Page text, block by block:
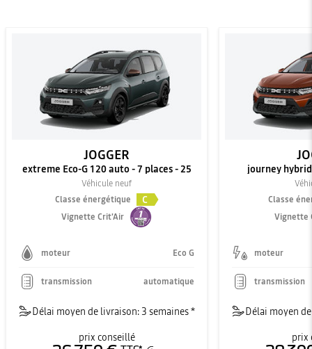
JOGGER
extreme Eco-G 120 auto - 7 places - 25
Véhicule neuf
Classe énergétique
C
Vignette Crit'Air
moteur Eco G
transmission automatique
Délai moyen de livraison: 3 semaines *
prix conseillé
journey
Classe
Vignette
moteur
transmission
Délai moyen
prix